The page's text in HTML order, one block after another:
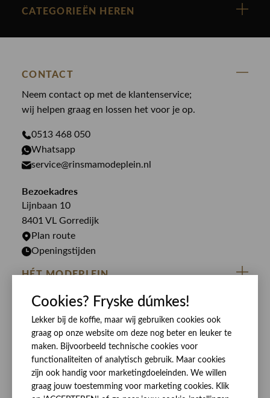
Cast Iron
Paul en Shark
Genti
PME Legend
Butcher of Blue
Bekijk alle merken >
Nieuw binnen
Blouses
Broeken
Gilets
Jassen
Jeans
Jurken
Rokken
CATEGORIEËN HEREN
Broeken
Colberts
Giftcards
Jassen
Overhemden
T-shirts
CONTACT
Neem contact op met de klantenservice;
wij helpen graag en lossen het voor je op.
0513 468 050
Whatsapp
service@rinsmamodeplein.nl
Bezoekadres
Lijnbaan 10
8401 VL Gorredijk
Plan route
Openingstijden
HÉT MODEPLEIN
ZIJ VAN RINSMA
DE HEEREN VAN RINSMA
RINSMA.CONCEPTS
Eten en drinken
Openingstijden
CUSTOMER CARE
Veelgestelde vragen
Retourneren & Ruilen
Betaalmethoden
Bezorgen
SOCIALS
ZIJ VAN RINSMA DE HEEREN VAN RINSMA
Cookies? Fryske dúmkes!
Lekker bij de koffie, maar wij gebruiken cookies ook
graag op onze website om deze nog beter en leuker te
maken. Bijvoorbeeld technische cookies voor
functionaliteiten of analytisch gebruik. Maar cookies
zijn ook handig voor marketingdoeleinden. We willen
graag jouw toestemming voor marketing cookies. Klik